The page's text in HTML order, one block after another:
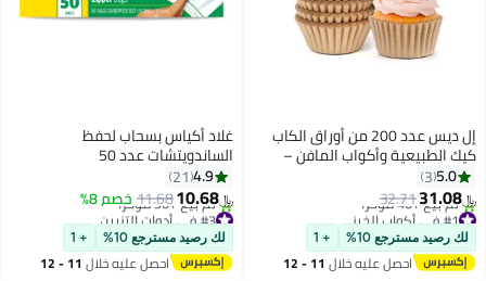
إل ديس عدد 200 من أوراق الكاب
كيك الطبيعية وأكواب المافن –
مقاومة للدهون، صديقة للبيئة،
بحجم قياسي للخبز والحلويات
5.0
3
﷼‏31.08
32.71
#1 في أكواب الخبز
بتخلّص بسرعة
تم بيع +40 مؤخرًا
#1 في أكواب الخبز
لك رصيد مسترجع 10% + 1
احصل عليه خلال 11 - 12
غلاد أكياس بسحاب لحفظ
الساندويتشات عدد 50
4.9
21
﷼‏10.68
11.68خصم 8%
#3 في أدوات التزيين
أقل سعر في 30 يوم
تم بيع +90 مؤخرًا
#3 في أدوات التزيين
لك رصيد مسترجع 10% + 1
احصل عليه خلال 11 - 12